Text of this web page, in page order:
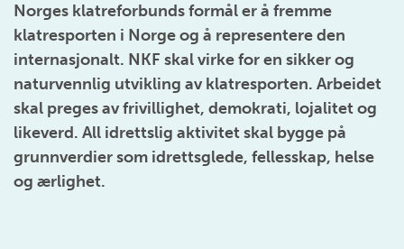
Norges klatreforbunds formål er å fremme
klatresporten i Norge og å representere den
internasjonalt. NKF skal virke for en sikker og
naturvennlig utvikling av klatresporten. Arbeidet
skal preges av frivillighet, demokrati, lojalitet og
likeverd. All idrettslig aktivitet skal bygge på
grunnverdier som idrettsglede, fellesskap, helse
og ærlighet.